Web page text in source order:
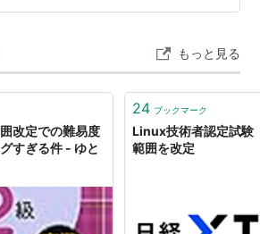
全ガイドは以下の記事で解説してい
のもおすすめ…
もっと見る
改定での難易度
すぎる件 - ゆと
24 ブックマーク
Linux技術者認定試験
範囲を改定